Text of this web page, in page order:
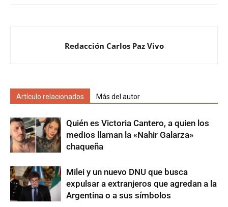
Redacción Carlos Paz Vivo
Artículo relacionados Más del autor
Quién es Victoria Cantero, a quien los
medios llaman la «Nahir Galarza»
chaqueña
Milei y un nuevo DNU que busca
expulsar a extranjeros que agredan a la
Argentina o a sus símbolos